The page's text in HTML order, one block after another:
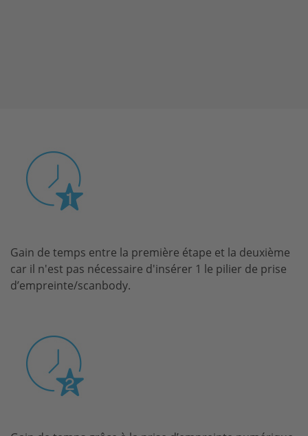
Gain de temps entre la première étape et la deuxième
car il n'est pas nécessaire d'insérer 1 le pilier de prise
d’empreinte/scanbody.